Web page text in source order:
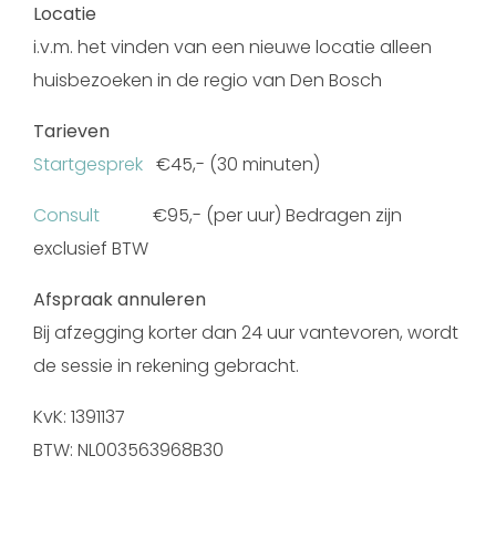
Locatie
i.v.m. het vinden van een nieuwe locatie alleen
huisbezoeken in de regio van Den Bosch
Tarieven
Startgesprek €45,- (30 minuten)
Consult €95,- (per uur) Bedragen zijn
exclusief BTW
Afspraak annuleren
Bij afzegging korter dan 24 uur vantevoren, wordt
de sessie in rekening gebracht.
KvK: 1391137
BTW: NL003563968B30